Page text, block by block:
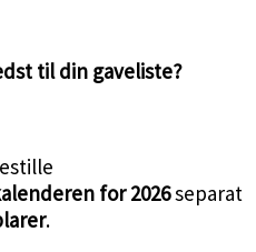
til din gaveliste?
for 2026separat
.